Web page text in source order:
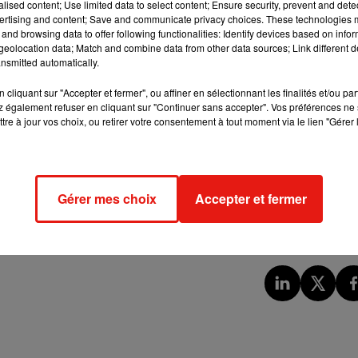
l’exposition ‘Géant’.Une sérigraphie sera offerte au public.
, plusieurs artisans et archéologues vont présenter
Il y aura un céramiste pour
découvrir le travail de
ce samedi signera l’ouverture de l’exposition autour de
novembre.
en moyennemultipliée par cinq, assure Jérôme Paillasson,
collections pour ouvrir nos musées sur un temps festif et un
approche des collections par les lumières créées. »
dans les salles, etde courtes visites de 15 à 20 minutes
qui ne pourra faire que du bien aux établissements
content; Use limited data to select content; Ensure security, prevent and
and content; Save and communicate privacy choices. These technologies
browsing data to offer following functionalities: Identify devices based on
data; Match and combine data from other data sources; Link different
automatically.
cliquant sur "Accepter et fermer", ou affiner en sélectionnant les finalités et/ou
également refuser en cliquant sur "Continuer sans accepter". Vos préférences
à jour vos choix, ou retirer votre consentement à tout moment via le lien
Gérer mes choix Accepter et fermer